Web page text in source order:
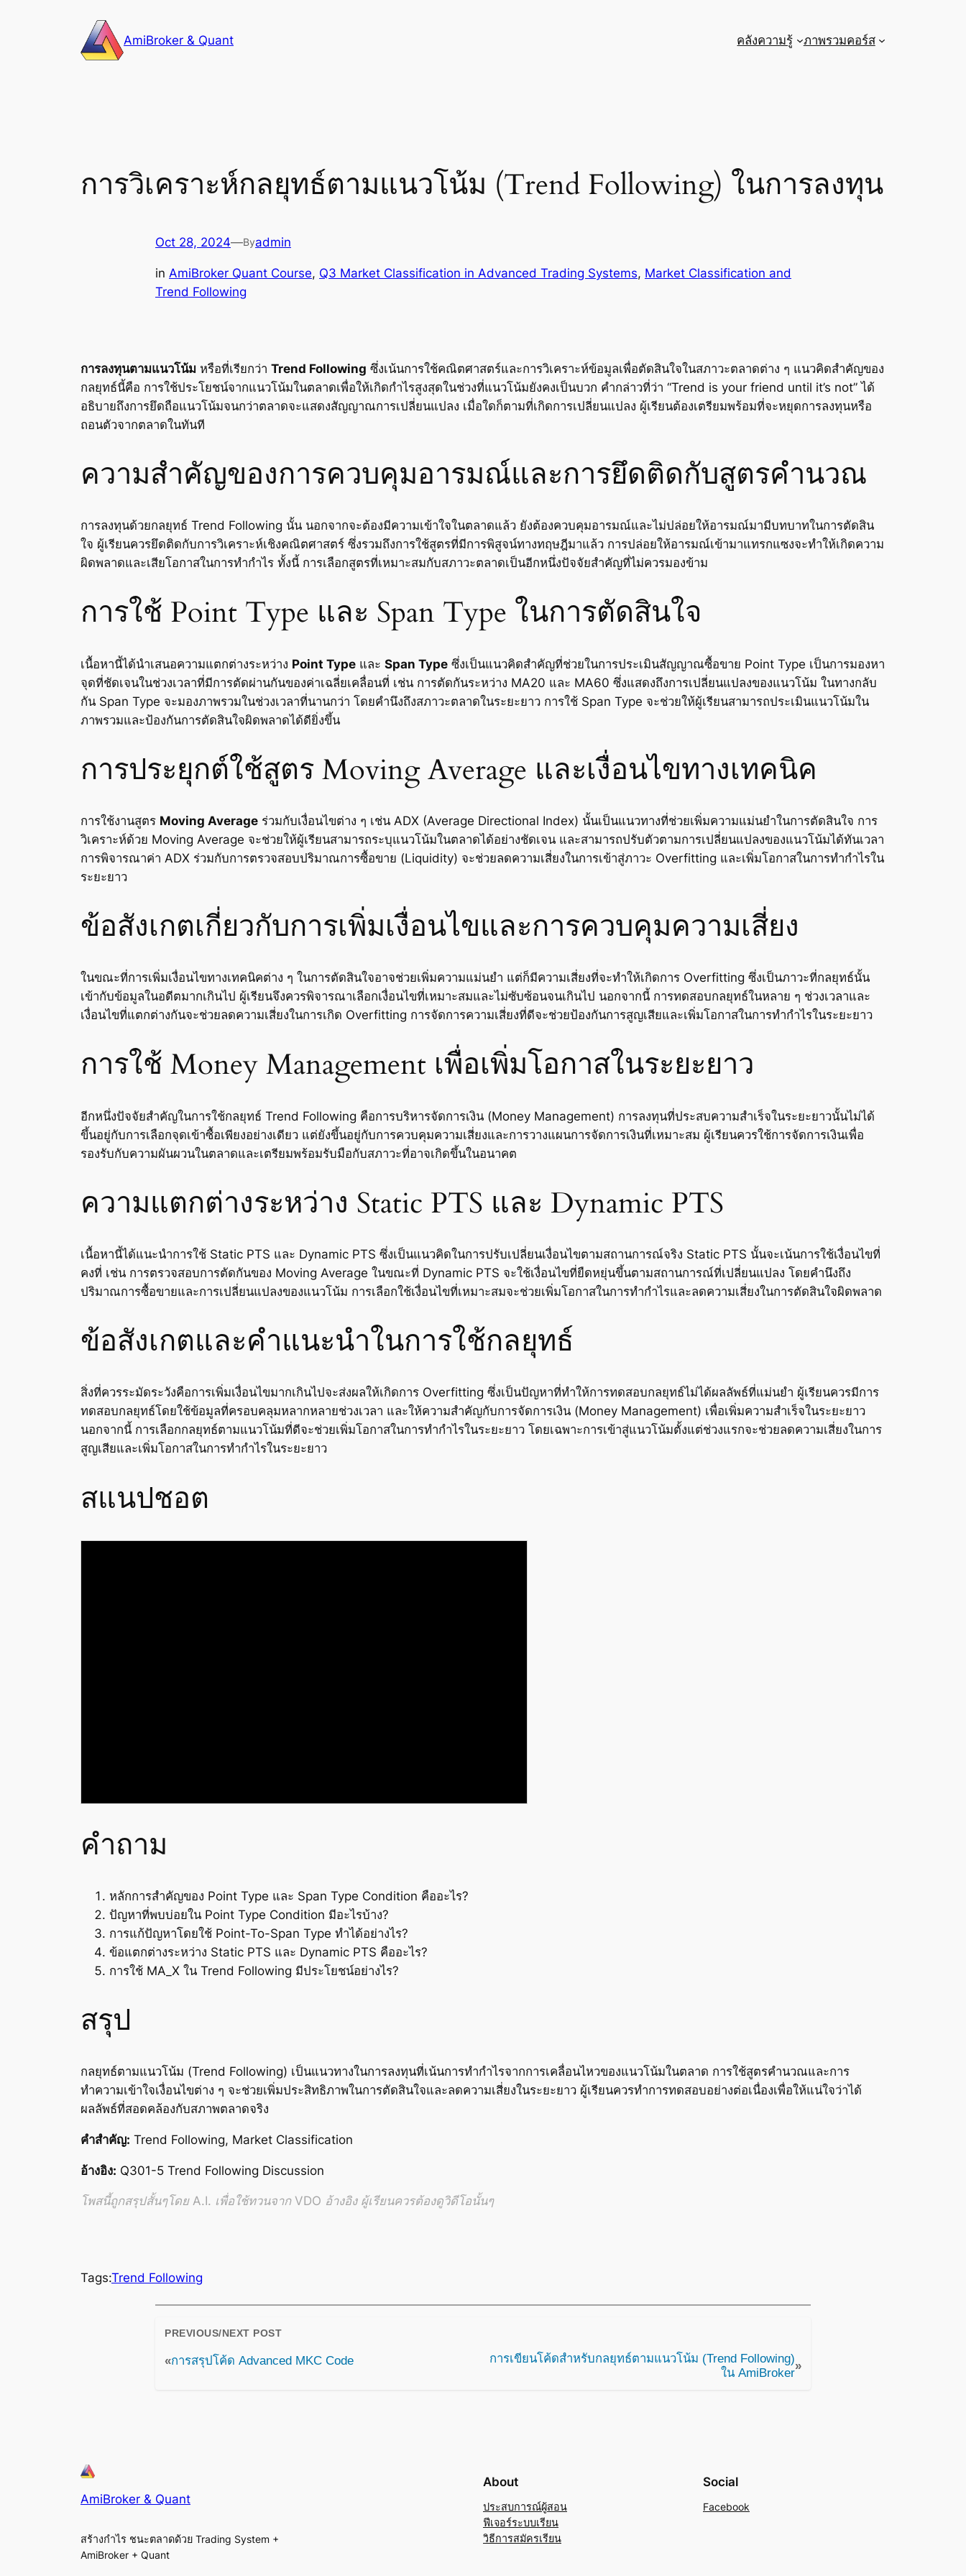
AmiBroker & Quant คลังความรู้ ภาพรวมคอร์ส
การวิเคราะห์กลยุทธ์ตามแนวโน้ม (Trend Following) ในการลงทุน
Oct 28, 2024—Byadmin
in AmiBroker Quant Course, Q3 Market Classification in Advanced Trading Systems, Market Classification and
Trend Following
การลงทุนตามแนวโน้ม หรือที่เรียกว่า Trend Following ซึ่งเน้นการใช้คณิตศาสตร์และการวิเคราะห์ข้อมูลเพื่อตัดสินใจในสภาวะตลาดต่าง ๆ แนวคิดสำคัญของ
กลยุทธ์นี้คือ การใช้ประโยชน์จากแนวโน้มในตลาดเพื่อให้เกิดกำไรสูงสุดในช่วงที่แนวโน้มยังคงเป็นบวก คำกล่าวที่ว่า “Trend is your friend until it’s not” ได้
อธิบายถึงการยึดถือแนวโน้มจนกว่าตลาดจะแสดงสัญญาณการเปลี่ยนแปลง เมื่อใดก็ตามที่เกิดการเปลี่ยนแปลง ผู้เรียนต้องเตรียมพร้อมที่จะหยุดการลงทุนหรือ
ถอนตัวจากตลาดในทันที
ความสำคัญของการควบคุมอารมณ์และการยึดติดกับสูตรคำนวณ
การลงทุนด้วยกลยุทธ์ Trend Following นั้น นอกจากจะต้องมีความเข้าใจในตลาดแล้ว ยังต้องควบคุมอารมณ์และไม่ปล่อยให้อารมณ์มามีบทบาทในการตัดสิน
ใจ ผู้เรียนควรยึดติดกับการวิเคราะห์เชิงคณิตศาสตร์ ซึ่งรวมถึงการใช้สูตรที่มีการพิสูจน์ทางทฤษฎีมาแล้ว การปล่อยให้อารมณ์เข้ามาแทรกแซงจะทำให้เกิดความ
ผิดพลาดและเสียโอกาสในการทำกำไร ทั้งนี้ การเลือกสูตรที่เหมาะสมกับสภาวะตลาดเป็นอีกหนึ่งปัจจัยสำคัญที่ไม่ควรมองข้าม
การใช้ Point Type และ Span Type ในการตัดสินใจ
เนื้อหานี้ได้นำเสนอความแตกต่างระหว่าง Point Type และ Span Type ซึ่งเป็นแนวคิดสำคัญที่ช่วยในการประเมินสัญญาณซื้อขาย Point Type เป็นการมองหา
จุดที่ชัดเจนในช่วงเวลาที่มีการตัดผ่านกันของค่าเฉลี่ยเคลื่อนที่ เช่น การตัดกันระหว่าง MA20 และ MA60 ซึ่งแสดงถึงการเปลี่ยนแปลงของแนวโน้ม ในทางกลับ
กัน Span Type จะมองภาพรวมในช่วงเวลาที่นานกว่า โดยคำนึงถึงสภาวะตลาดในระยะยาว การใช้ Span Type จะช่วยให้ผู้เรียนสามารถประเมินแนวโน้มใน
ภาพรวมและป้องกันการตัดสินใจผิดพลาดได้ดียิ่งขึ้น
การประยุกต์ใช้สูตร Moving Average และเงื่อนไขทางเทคนิค
การใช้งานสูตร Moving Average ร่วมกับเงื่อนไขต่าง ๆ เช่น ADX (Average Directional Index) นั้นเป็นแนวทางที่ช่วยเพิ่มความแม่นยำในการตัดสินใจ การ
วิเคราะห์ด้วย Moving Average จะช่วยให้ผู้เรียนสามารถระบุแนวโน้มในตลาดได้อย่างชัดเจน และสามารถปรับตัวตามการเปลี่ยนแปลงของแนวโน้มได้ทันเวลา
การพิจารณาค่า ADX ร่วมกับการตรวจสอบปริมาณการซื้อขาย (Liquidity) จะช่วยลดความเสี่ยงในการเข้าสู่ภาวะ Overfitting และเพิ่มโอกาสในการทำกำไรใน
ระยะยาว
ข้อสังเกตเกี่ยวกับการเพิ่มเงื่อนไขและการควบคุมความเสี่ยง
ในขณะที่การเพิ่มเงื่อนไขทางเทคนิคต่าง ๆ ในการตัดสินใจอาจช่วยเพิ่มความแม่นยำ แต่ก็มีความเสี่ยงที่จะทำให้เกิดการ Overfitting ซึ่งเป็นภาวะที่กลยุทธ์นั้น
เข้ากับข้อมูลในอดีตมากเกินไป ผู้เรียนจึงควรพิจารณาเลือกเงื่อนไขที่เหมาะสมและไม่ซับซ้อนจนเกินไป นอกจากนี้ การทดสอบกลยุทธ์ในหลาย ๆ ช่วงเวลาและ
เงื่อนไขที่แตกต่างกันจะช่วยลดความเสี่ยงในการเกิด Overfitting การจัดการความเสี่ยงที่ดีจะช่วยป้องกันการสูญเสียและเพิ่มโอกาสในการทำกำไรในระยะยาว
การใช้ Money Management เพื่อเพิ่มโอกาสในระยะยาว
อีกหนึ่งปัจจัยสำคัญในการใช้กลยุทธ์ Trend Following คือการบริหารจัดการเงิน (Money Management) การลงทุนที่ประสบความสำเร็จในระยะยาวนั้นไม่ได้
ขึ้นอยู่กับการเลือกจุดเข้าซื้อเพียงอย่างเดียว แต่ยังขึ้นอยู่กับการควบคุมความเสี่ยงและการวางแผนการจัดการเงินที่เหมาะสม ผู้เรียนควรใช้การจัดการเงินเพื่อ
รองรับกับความผันผวนในตลาดและเตรียมพร้อมรับมือกับสภาวะที่อาจเกิดขึ้นในอนาคต
ความแตกต่างระหว่าง Static PTS และ Dynamic PTS
เนื้อหานี้ได้แนะนำการใช้ Static PTS และ Dynamic PTS ซึ่งเป็นแนวคิดในการปรับเปลี่ยนเงื่อนไขตามสถานการณ์จริง Static PTS นั้นจะเน้นการใช้เงื่อนไขที่
คงที่ เช่น การตรวจสอบการตัดกันของ Moving Average ในขณะที่ Dynamic PTS จะใช้เงื่อนไขที่ยืดหยุ่นขึ้นตามสถานการณ์ที่เปลี่ยนแปลง โดยคำนึงถึง
ปริมาณการซื้อขายและการเปลี่ยนแปลงของแนวโน้ม การเลือกใช้เงื่อนไขที่เหมาะสมจะช่วยเพิ่มโอกาสในการทำกำไรและลดความเสี่ยงในการตัดสินใจผิดพลาด
ข้อสังเกตและคำแนะนำในการใช้กลยุทธ์
สิ่งที่ควรระมัดระวังคือการเพิ่มเงื่อนไขมากเกินไปจะส่งผลให้เกิดการ Overfitting ซึ่งเป็นปัญหาที่ทำให้การทดสอบกลยุทธ์ไม่ได้ผลลัพธ์ที่แม่นยำ ผู้เรียนควรมีการ
ทดสอบกลยุทธ์โดยใช้ข้อมูลที่ครอบคลุมหลากหลายช่วงเวลา และให้ความสำคัญกับการจัดการเงิน (Money Management) เพื่อเพิ่มความสำเร็จในระยะยาว
นอกจากนี้ การเลือกกลยุทธ์ตามแนวโน้มที่ดีจะช่วยเพิ่มโอกาสในการทำกำไรในระยะยาว โดยเฉพาะการเข้าสู่แนวโน้มตั้งแต่ช่วงแรกจะช่วยลดความเสี่ยงในการ
สูญเสียและเพิ่มโอกาสในการทำกำไรในระยะยาว
สแนปชอต
คำถาม
หลักการสำคัญของ Point Type และ Span Type Condition คืออะไร?
ปัญหาที่พบบ่อยใน Point Type Condition มีอะไรบ้าง?
การแก้ปัญหาโดยใช้ Point-To-Span Type ทำได้อย่างไร?
ข้อแตกต่างระหว่าง Static PTS และ Dynamic PTS คืออะไร?
การใช้ MA_X ใน Trend Following มีประโยชน์อย่างไร?
สรุป
กลยุทธ์ตามแนวโน้ม (Trend Following) เป็นแนวทางในการลงทุนที่เน้นการทำกำไรจากการเคลื่อนไหวของแนวโน้มในตลาด การใช้สูตรคำนวณและการ
ทำความเข้าใจเงื่อนไขต่าง ๆ จะช่วยเพิ่มประสิทธิภาพในการตัดสินใจและลดความเสี่ยงในระยะยาว ผู้เรียนควรทำการทดสอบอย่างต่อเนื่องเพื่อให้แน่ใจว่าได้
ผลลัพธ์ที่สอดคล้องกับสภาพตลาดจริง
คำสำคัญ: Trend Following, Market Classification
อ้างอิง: Q301-5 Trend Following Discussion
โพสนี้ถูกสรุปสั้นๆโดย A.I. เพื่อใช้ทวนจาก VDO อ้างอิง ผู้เรียนควรต้องดูวิดีโอนั้นๆ
Tags:Trend Following
PREVIOUS/NEXT POST
«การสรุปโค้ด Advanced MKC Code
การเขียนโค้ดสำหรับกลยุทธ์ตามแนวโน้ม (Trend Following)
ใน AmiBroker
»
AmiBroker & Quant
สร้างกำไร ชนะตลาดด้วย Trading System +
AmiBroker + Quant
About
ประสบการณ์ผู้สอน
ฟีเจอร์ระบบเรียน
วิธีการสมัครเรียน
Social
Facebook